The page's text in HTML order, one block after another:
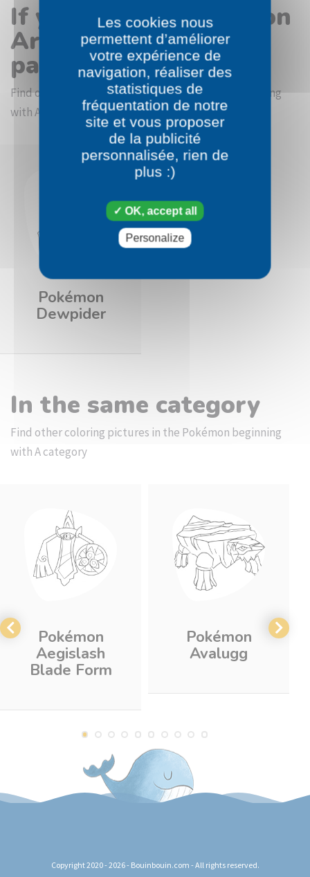
If you like the Pokémon
Araquanid coloring
page
Find other coloring pictures in the Pokémon beginning
with A category
Pokémon
Dewpider
In the same category
Find other coloring pictures in the Pokémon beginning
with A category
Pokémon
Aegislash
Blade Form
Pokémon
Avalugg
Copyright 2020 - 2026 - Bouinbouin.com - All rights reserved.
Les cookies nous
permettent d’améliorer
votre expérience de
navigation, réaliser des
statistiques de
fréquentation de notre
site et vous proposer
de la publicité
personnalisée, rien de
plus :)
OK, accept all
Personalize